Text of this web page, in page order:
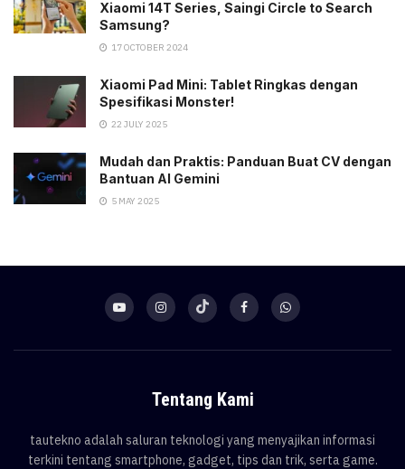
Xiaomi 14T Series, Saingi Circle to Search
Samsung?
17 OCTOBER 2024
Xiaomi Pad Mini: Tablet Ringkas dengan
Spesifikasi Monster!
22 JULY 2025
Mudah dan Praktis: Panduan Buat CV dengan
Bantuan AI Gemini
5 MAY 2025
Tentang Kami
tautekno adalah saluran teknologi yang menyajikan informasi
terkini tentang smartphone, gadget, tips dan trik, serta game.